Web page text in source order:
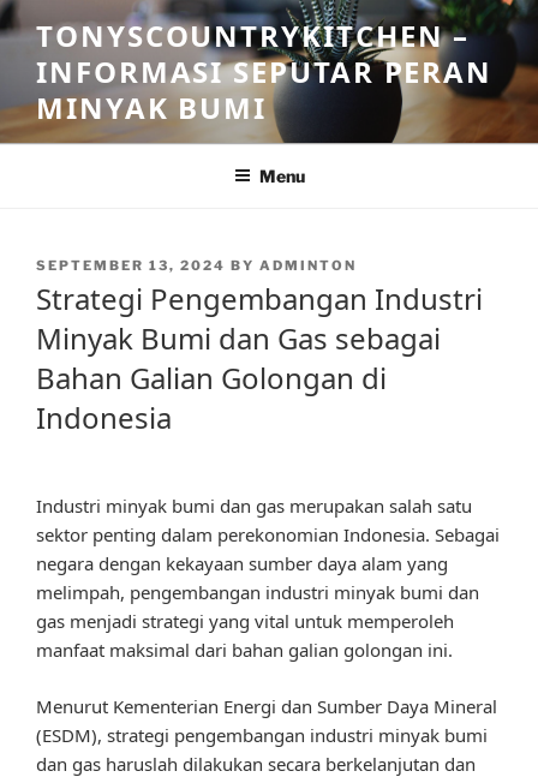
Skip
to
content
TONYSCOUNTRYKITCHEN –
INFORMASI SEPUTAR PERAN
MINYAK BUMI
Menu
POSTED
SEPTEMBER 13, 2024 BY ADMINTON
Strategi Pengembangan Industri
Minyak Bumi dan Gas sebagai
Bahan Galian Golongan di
Indonesia
Industri minyak bumi dan gas merupakan salah satu
sektor penting dalam perekonomian Indonesia. Sebagai
negara dengan kekayaan sumber daya alam yang
melimpah, pengembangan industri minyak bumi dan
gas menjadi strategi yang vital untuk memperoleh
manfaat maksimal dari bahan galian golongan ini.
Menurut Kementerian Energi dan Sumber Daya Mineral
(ESDM), strategi pengembangan industri minyak bumi
dan gas haruslah dilakukan secara berkelanjutan dan